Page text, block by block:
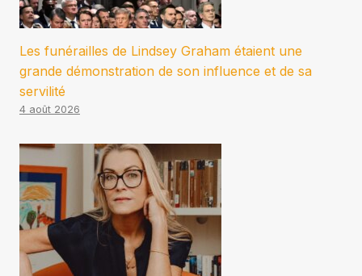
Les funérailles de Lindsey Graham étaient une
grande démonstration de son influence et de sa
servilité
4 août 2026